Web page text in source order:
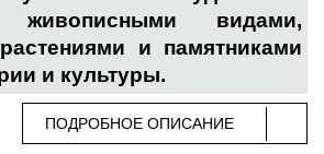
живописными видами,
и памятниками
и культуры.
ПОДРОБНОЕ ОПИСАНИЕ